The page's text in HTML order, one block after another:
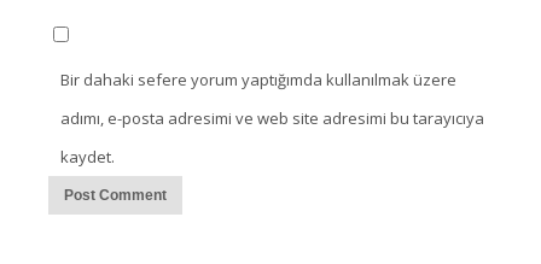
Bir dahaki sefere yorum yaptığımda kullanılmak üzere
adımı, e-posta adresimi ve web site adresimi bu tarayıcıya
kaydet.